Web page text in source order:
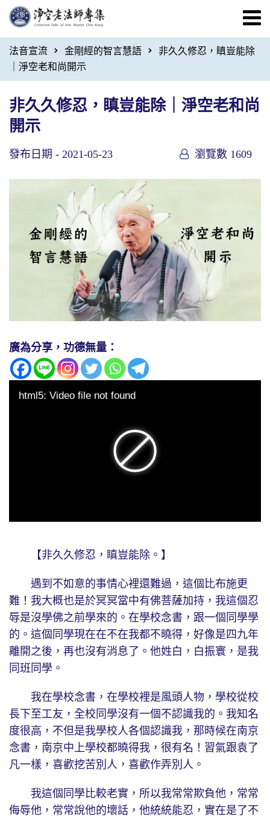
法音宣流 金剛經的智言慧語
非久久修忍，瞋豈能除
｜淨空老和尚開示
非久久修忍，瞋豈能除｜淨空老和尚
開示
發布日期 - 2021-05-23 瀏覽數 1609
廣為分享，功德無量：
html5: Video file not found
【非久久修忍，瞋豈能除。】
遇到不如意的事情心裡還難過，這個比布施更
難！我大概也是於冥冥當中有佛菩薩加持，我這個忍
辱是沒學佛之前學來的。在學校念書，跟一個同學學
的。這個同學現在在不在我都不曉得，好像是四九年
離開之後，再也沒有消息了。他姓白，白振寰，是我
同班同學。
我在學校念書，在學校裡是風頭人物，學校從校
長下至工友，全校同學沒有一個不認識我的。我知名
度很高，不但是我學校人各個認識我，那時候在南京
念書，南京中上學校都曉得我，很有名！習氣跟袁了
凡一樣，喜歡挖苦別人，喜歡作弄別人。
我這個同學比較老實，所以我常常欺負他，常常
侮辱他，常常說他的壞話，他統統能忍，實在是了不